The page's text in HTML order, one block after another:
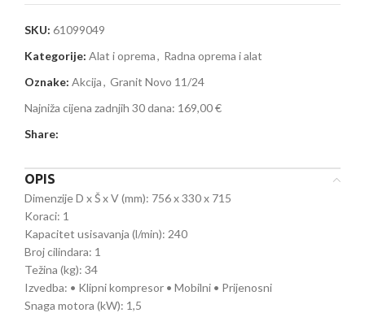
SKU: 61099049
Kategorije: Alat i oprema, Radna oprema i alat
Oznake: Akcija, Granit Novo 11/24
Najniža cijena zadnjih 30 dana: 169,00 €
Share:
OPIS
Dimenzije D x Š x V (mm): 756 x 330 x 715
Koraci: 1
Kapacitet usisavanja (l/min): 240
Broj cilindara: 1
Težina (kg): 34
Izvedba: • Klipni kompresor • Mobilni • Prijenosni
Snaga motora (kW): 1,5